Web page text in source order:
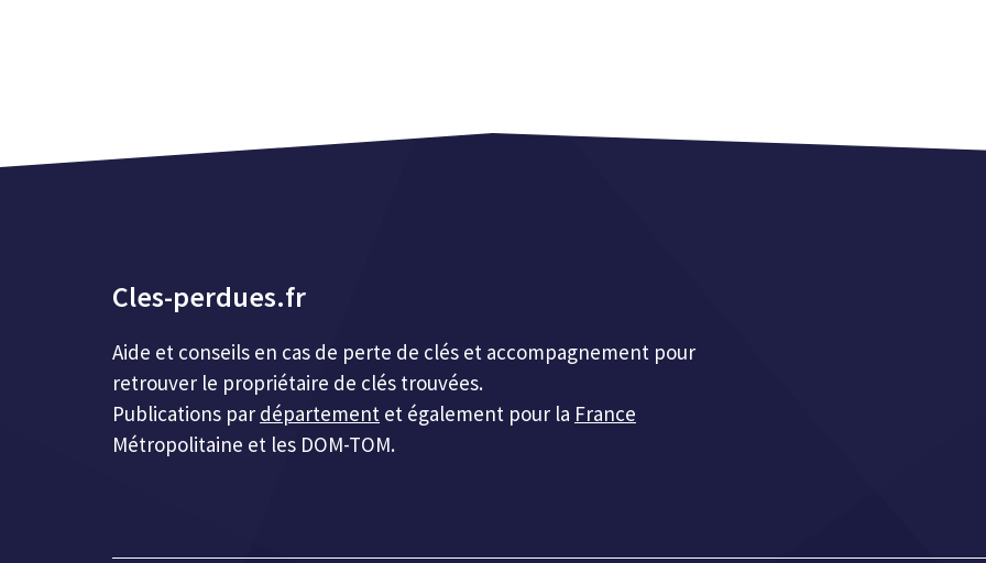
Cles-perdues.fr
Aide et conseils en cas de perte de clés et accompagnement pour
retrouver le propriétaire de clés trouvées.
Publications par département et également pour la France
Métropolitaine et les DOM-TOM.